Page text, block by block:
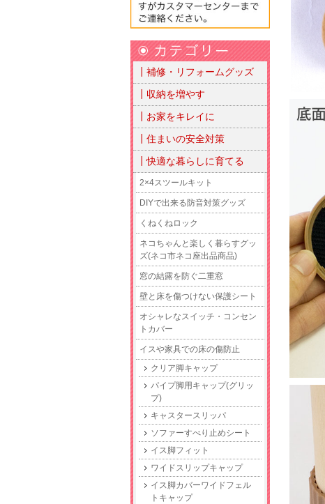
┃補修・リフォームグッズ
┃収納を増やす
┃お家をキレイに
┃住まいの安全対策
┃快適な暮らしに育てる
2×4スツールキット
DIYで出来る防音対策グッズ
くねくねロック
ネコちゃんと楽しく暮らすグッ
ズ(ネコ市ネコ座出品商品)
窓の結露を防ぐ二重窓
壁と床を傷つけない保護シート
オシャレなスイッチ・コンセン
トカバー
イスや家具での床の傷防止
クリア脚キャップ
パイプ脚用キャップ(グリッ
プ)
キャスタースリッパ
ソファーすべり止めシート
イス脚フィット
ワイドスリップキャップ
イス脚カバーワイドフェル
トキャップ